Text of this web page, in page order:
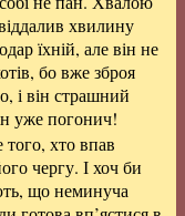
хвилину
їхній, але він не
бо вже зброя
і він страшний
уже погонич!
того, хто впав
чергу. І хоч би
що неминуча